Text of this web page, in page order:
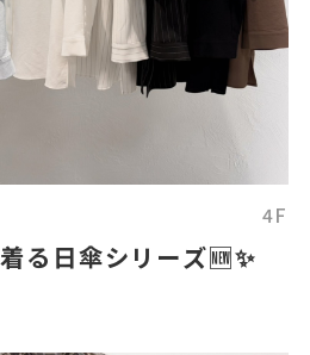
4F
る日傘シリーズ🆕✨